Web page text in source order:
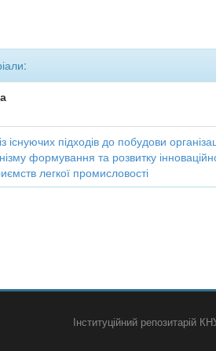
існуючих підходів до побудови
формування та розвитку
легкої промисловості
Інституційний репозитарій